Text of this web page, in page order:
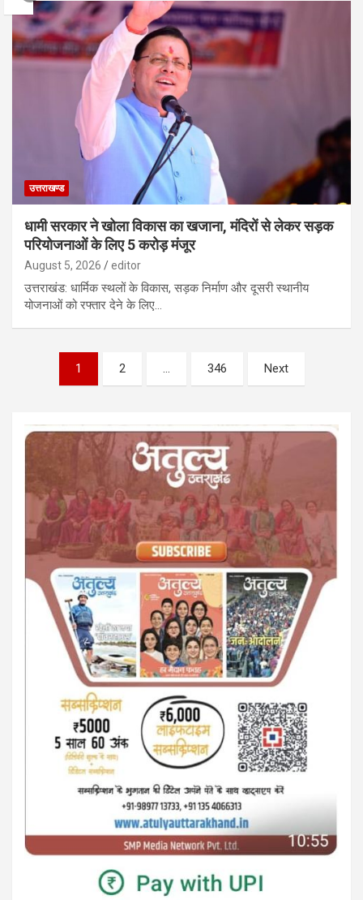
उत्तराखण्ड
धामी सरकार ने खोला विकास का खजाना, मंदिरों से लेकर सड़क
परियोजनाओं के लिए 5 करोड़ मंजूर
August 5, 2026 editor
उत्तराखंड: धार्मिक स्थलों के विकास, सड़क निर्माण और दूसरी स्थानीय
योजनाओं को रफ्तार देने के लिए…
pagination
1 2 … 346 Next